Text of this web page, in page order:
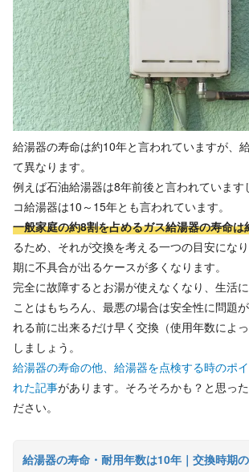
給湯器の寿命は約10年と言われていますが、
て異なります。
例えば石油給湯器は8年前後と言われています
コ給湯器は10～15年とも言われています。
一般家庭の約8割を占めるガス給湯器の寿命は
るため、それが交換を考える一つの目安にな
期に不具合が出るケースが多くなります。
完全に故障するとお湯が使えなくなり、生活
ことはもちろん、最悪の場合は安全性に問題
れる前に出来るだけ早く交換（使用年数によ
しましょう。
給湯器の寿命の他、給湯器を点検する時のポ
れた記事があります。そろそろかも？と思っ
ださい。
給湯器の寿命・耐用年数は10年｜交換時期の